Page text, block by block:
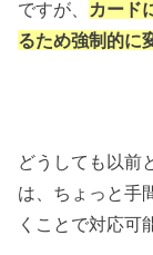
ですが、 カード
るため強制的に
どうしても以前
は、ちょっと手
くことで対応可